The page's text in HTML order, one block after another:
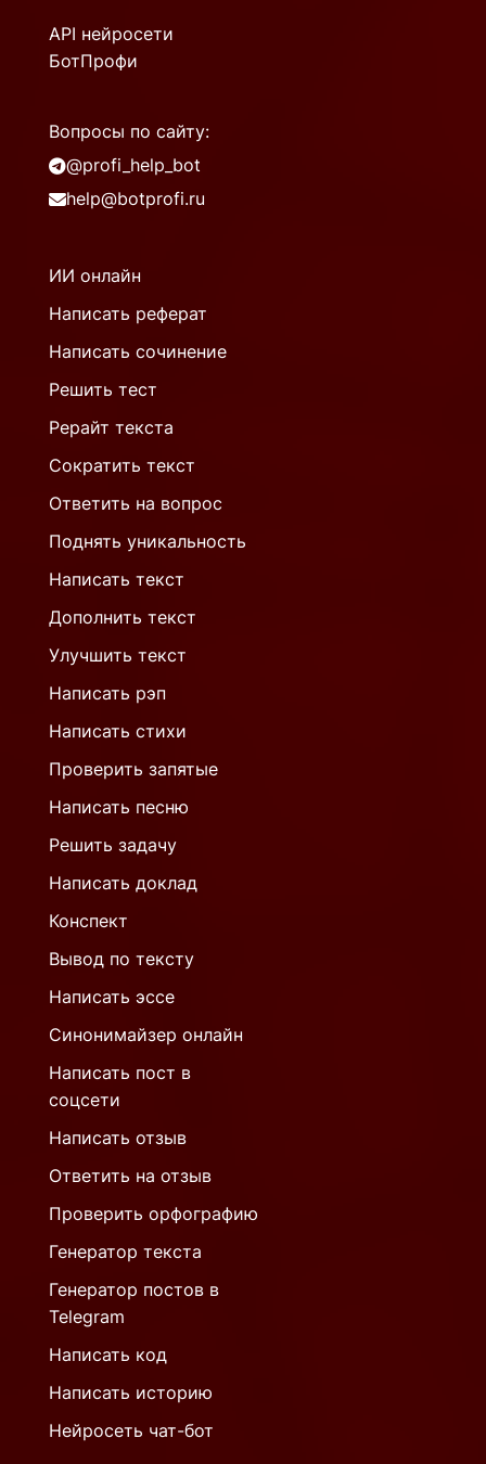
API нейросети
БотПрофи
Вопросы по сайту:
@profi_help_bot
help@botprofi.ru
ИИ онлайн
Написать реферат
Написать сочинение
Решить тест
Рерайт текста
Сократить текст
Ответить на вопрос
Поднять уникальность
Написать текст
Дополнить текст
Улучшить текст
Написать рэп
Написать стихи
Проверить запятые
Написать песню
Решить задачу
Написать доклад
Конспект
Вывод по тексту
Написать эссе
Синонимайзер онлайн
Написать пост в
соцсети
Написать отзыв
Ответить на отзыв
Проверить орфографию
Генератор текста
Генератор постов в
Telegram
Написать код
Написать историю
Нейросеть чат-бот